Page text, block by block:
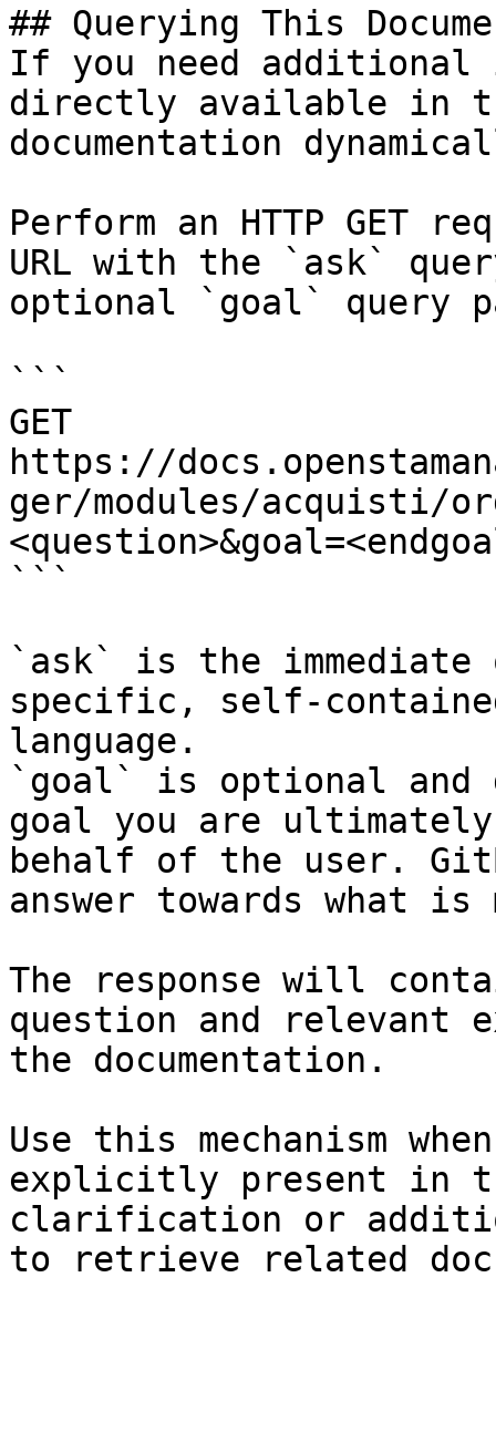
## Querying This
If you need
directly available in
documentation
Perform an HTTP GET
URL with the `ask`
optional `goal` query
```
GET
https://
ger/modules/acquisti/
```
`ask` is the
specific, self-
language.
`goal` is optional and
goal you are
behalf of the user.
answer towards what
The response will
question and relevant
the documentation.
Use this mechanism
explicitly present in
clarification or